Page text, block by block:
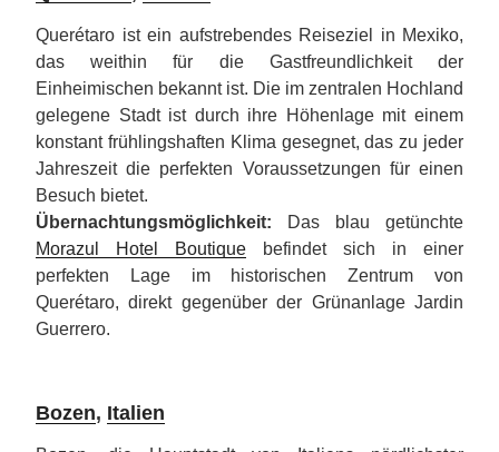
Querétaro ist ein aufstrebendes Reiseziel in Mexiko,
das weithin für die Gastfreundlichkeit der
Einheimischen bekannt ist. Die im zentralen Hochland
gelegene Stadt ist durch ihre Höhenlage mit einem
konstant frühlingshaften Klima gesegnet, das zu jeder
Jahreszeit die perfekten Voraussetzungen für einen
Besuch bietet.
Übernachtungsmöglichkeit:
Das blau getünchte
Morazul Hotel Boutique befindet sich in einer
perfekten Lage im historischen Zentrum von
Querétaro, direkt gegenüber der Grünanlage Jardin
Guerrero.
Bozen, Italien